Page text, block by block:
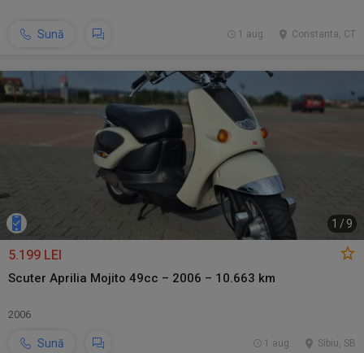
Sună Constanta, CT
1 aug.
1 / 9
5.199 LEI
Scuter Aprilia Mojito 49cc – 2006 – 10.663 km
2006
Sună Sibiu, SB
1 aug.